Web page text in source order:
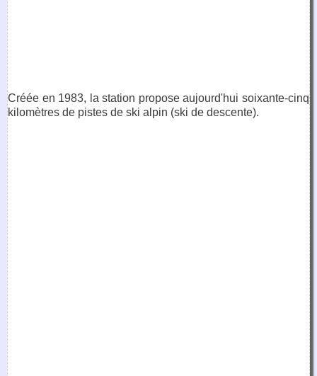
Créée en 1983, la station propose aujourd'hui soixante-cinq
kilomètres de pistes de ski alpin (ski de descente).